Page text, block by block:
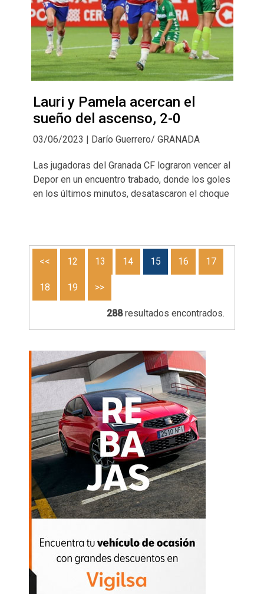
Lauri y Pamela acercan el
sueño del ascenso, 2-0
03/06/2023 | Darío Guerrero/ GRANADA
Las jugadoras del Granada CF lograron vencer al
Depor en un encuentro trabado, donde los goles
en los últimos minutos, desatascaron el choque
<< 12 13 14 15 16 17
18 19 >>
288resultados encontrados.